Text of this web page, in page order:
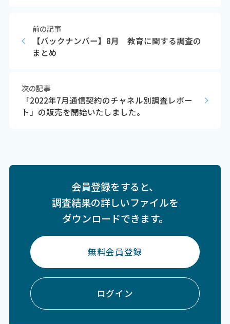
前の記事
【バックナンバー】8月 教育に関する調査の
まとめ
次の記事
「2022年7月通信契約のチャネル別調査レポー
ト」の販売を開始いたしました。
会員登録をすると、
調査結果の詳しいファイルを
ダウンロードできます。
無料会員登録
ログイン